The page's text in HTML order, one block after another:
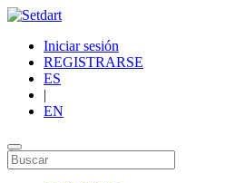
Iniciar sesión
REGISTRARSE
ES
|
EN